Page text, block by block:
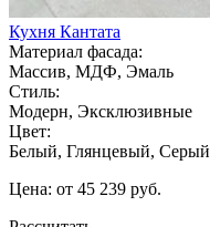
Кухня Кантата
Материал фасада:
Массив, МДФ, Эмаль
Стиль:
Модерн, Эксклюзивные
Цвет:
Белый, Глянцевый, Серый
Цена: от 45 239 руб.